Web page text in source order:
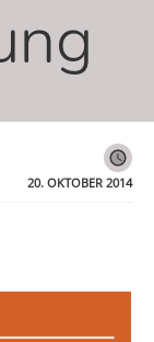
20. OKTOBER 2014